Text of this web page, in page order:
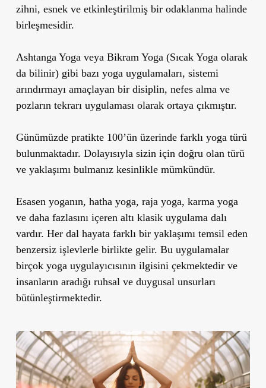
zihni, esnek ve etkinleştirilmiş bir odaklanma halinde
birleşmesidir.
Ashtanga Yoga veya Bikram Yoga (Sıcak Yoga olarak
da bilinir) gibi bazı yoga uygulamaları, sistemi
arındırmayı amaçlayan bir disiplin, nefes alma ve
pozların tekrarı uygulaması olarak ortaya çıkmıştır.
Günümüzde pratikte 100’ün üzerinde farklı yoga türü
bulunmaktadır. Dolayısıyla sizin için doğru olan türü
ve yaklaşımı bulmanız kesinlikle mümkündür.
Esasen yoganın, hatha yoga, raja yoga, karma yoga
ve daha fazlasını içeren altı klasik uygulama dalı
vardır. Her dal hayata farklı bir yaklaşımı temsil eden
benzersiz işlevlerle birlikte gelir. Bu uygulamalar
birçok yoga uygulayıcısının ilgisini çekmektedir ve
insanların aradığı ruhsal ve duygusal unsurları
bütünleştirmektedir.